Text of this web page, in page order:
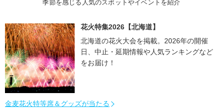
季節を感じる人気のスポットやイベントを紹介
花火特集2026【北海道】
北海道の花火大会を掲載。2026年の開催
日、中止・延期情報や人気ランキングなど
をお届け！
金麦花火特等席＆グッズが当たる